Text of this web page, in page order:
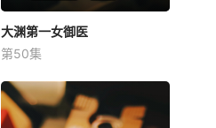
大渊第一女御医
未知
大渊第一女御医
第50集